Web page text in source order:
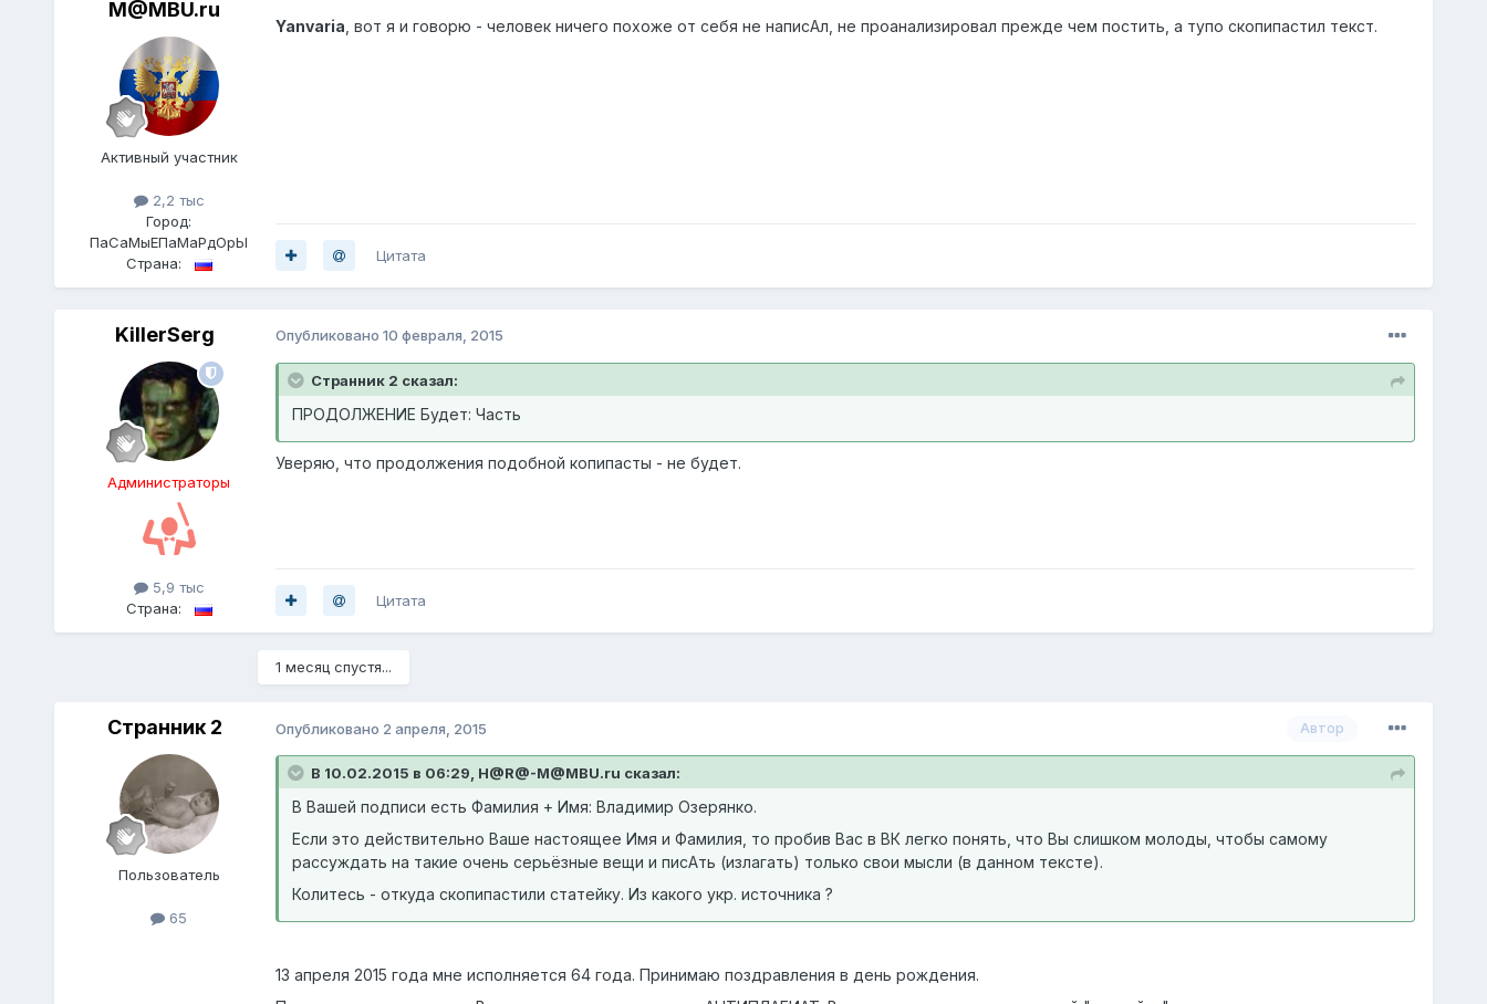
M@MBU.ru
Активный участник
2,2 тыс
Город:
ПаСаМыЕПаМаРдОрЫ
Страна:
Yanvaria , вот я и говорю - человек ничего похоже от себя не написАл, не проанализировал прежде чем постить, а тупо скопипастил текст.
Цитата
KillerSerg
Администраторы
5,9 тыс
Страна:
Опубликовано 10 февраля, 2015
Странник 2 сказал:
ПРОДОЛЖЕНИЕ Будет: Часть
Уверяю, что продолжения подобной копипасты - не будет.
Цитата
1 месяц спустя...
Странник 2
Пoльзователь
65
Автор
Опубликовано 2 апреля, 2015
В 10.02.2015 в 06:29, H@R@-M@MBU.ru сказал:
В Вашей подписи есть Фамилия + Имя: Владимир Озерянко.
Если это действительно Ваше настоящее Имя и Фамилия, то пробив Вас в ВК легко понять, что Вы слишком молоды, чтобы самому
рассуждать на такие очень серьёзные вещи и писАть (излагать) только свои мысли (в данном тексте).
Колитесь - откуда скопипастили статейку. Из какого укр. источника ?
13 апреля 2015 года мне исполняется 64 года. Принимаю поздравления в день рождения.